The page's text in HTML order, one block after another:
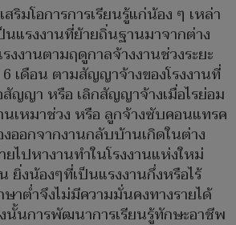
ริมโอการการเรียนรู้แก่น้อง ๆ เหล่า
นแรงงานที่ย้ายถิ่นฐานมาจากต่าง
งงานตามฤดูกาลจ้างงานช่วงระยะ
6 เดือน ตามสัญญาจ้างของโรงงานที่
ญญา หรือ เลิกสัญญาจ้างเมื่อไรย่อม
นเหมาช่วง หรือ ลูกจ้างซับคอนแทรค
งออกจากงานกลับบ้านเกิดในต่าง
ไปหางานทำในโรงงานแห่งใหม่
ยิ่งน้องๆที่เป็นแรงงานกึ่งหรือไร้
าต่ำจึงไม่มีความมั่นคงทางรายได้
นั้นการพัฒนาการเรียนรู้ทักษะอาชีพ